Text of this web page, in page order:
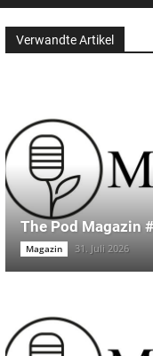
Verwandte Artikel
The Pod Magazin
Magazin 31. Juli 2026